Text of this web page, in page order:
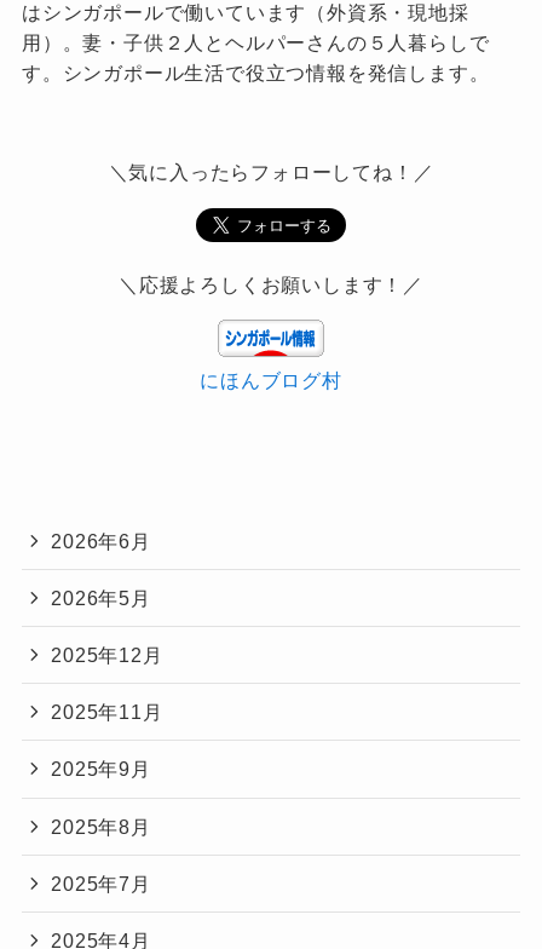
はシンガポールで働いています（外資系・現地採
用）。妻・子供２人とヘルパーさんの５人暮らしで
す。シンガポール生活で役立つ情報を発信します。
＼気に入ったらフォローしてね！／
＼応援よろしくお願いします！／
にほんブログ村
2026年6月
2026年5月
2025年12月
2025年11月
2025年9月
2025年8月
2025年7月
2025年4月